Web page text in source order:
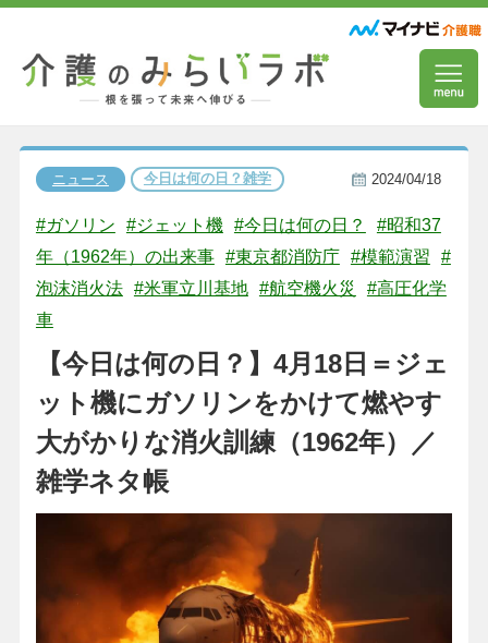
ニュース 今日は何の日？雑学 2024/04/18
#ガソリン #ジェット機 #今日は何の日？
#昭和37
年（1962年）の出来事 #東京都消防庁 #模範演習
#
泡沫消火法 #米軍立川基地 #航空機火災
#高圧化学
車
【今日は何の日？】4月18日＝ジェ
ット機にガソリンをかけて燃やす
大がかりな消火訓練（1962年）／
雑学ネタ帳